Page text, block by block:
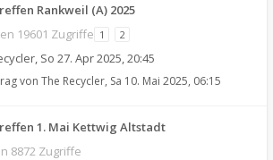
Rankweil (A) 2025
19601 Zugriffe 1 2
, So 27. Apr 2025, 20:45
von The Recycler, Sa 10. Mai 2025, 06:15
1. Mai Kettwig Altstadt
8872 Zugriffe